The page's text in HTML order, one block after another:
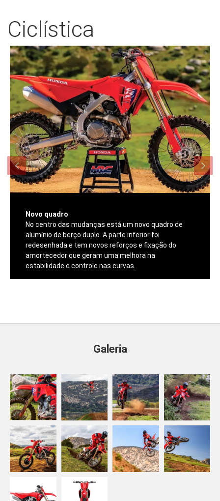
Ciclística
Novo quadro
No centro das mudanças está um novo quadro de
alumínio de berço duplo. A parte inferior foi
redesenhada e tem novos reforços e fixação do
amortecedor que geram uma melhora na
estabilidade e controle nas curvas.
Galeria